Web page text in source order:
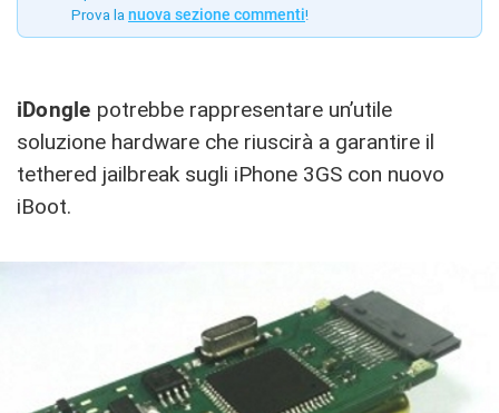
Prova la nuova sezione commenti!
iDongle potrebbe rappresentare un’utile
soluzione hardware che riuscirà a garantire il
tethered jailbreak sugli iPhone 3GS con nuovo
iBoot.